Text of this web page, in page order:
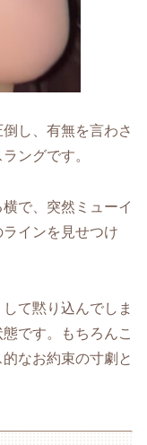
し、有無を言わさ
ングです。
で、突然ミューイ
インを見せつけ
て黙り込んでしま
態です。もちろんこ
なお約束の寸劇と